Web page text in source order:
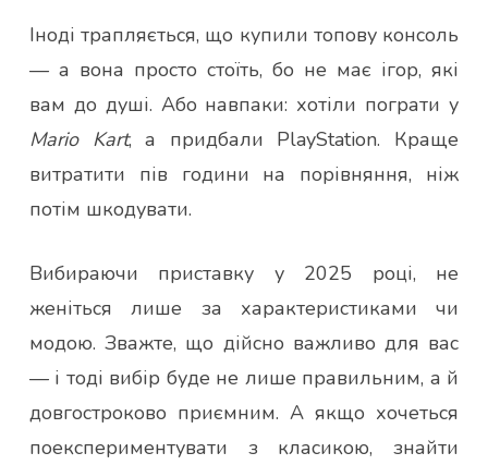
Іноді трапляється, що купили топову консоль
— а вона просто стоїть, бо не має ігор, які
вам до душі. Або навпаки: хотіли пограти у
Mario Kart, а придбали PlayStation. Краще
витратити пів години на порівняння, ніж
потім шкодувати.
Вибираючи приставку у 2025 році, не
женіться лише за характеристиками чи
модою. Зважте, що дійсно важливо для вас
— і тоді вибір буде не лише правильним, а й
довгостроково приємним. А якщо хочеться
поекспериментувати з класикою, знайти